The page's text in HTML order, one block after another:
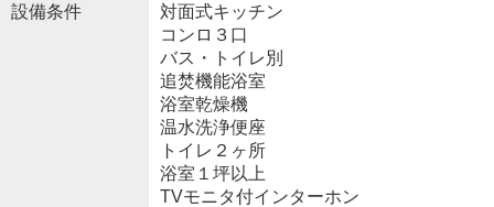
設備条件
対面式キッチン
コンロ３口
バス・トイレ別
追焚機能浴室
浴室乾燥機
温水洗浄便座
トイレ２ヶ所
浴室１坪以上
TVモニタ付インターホン